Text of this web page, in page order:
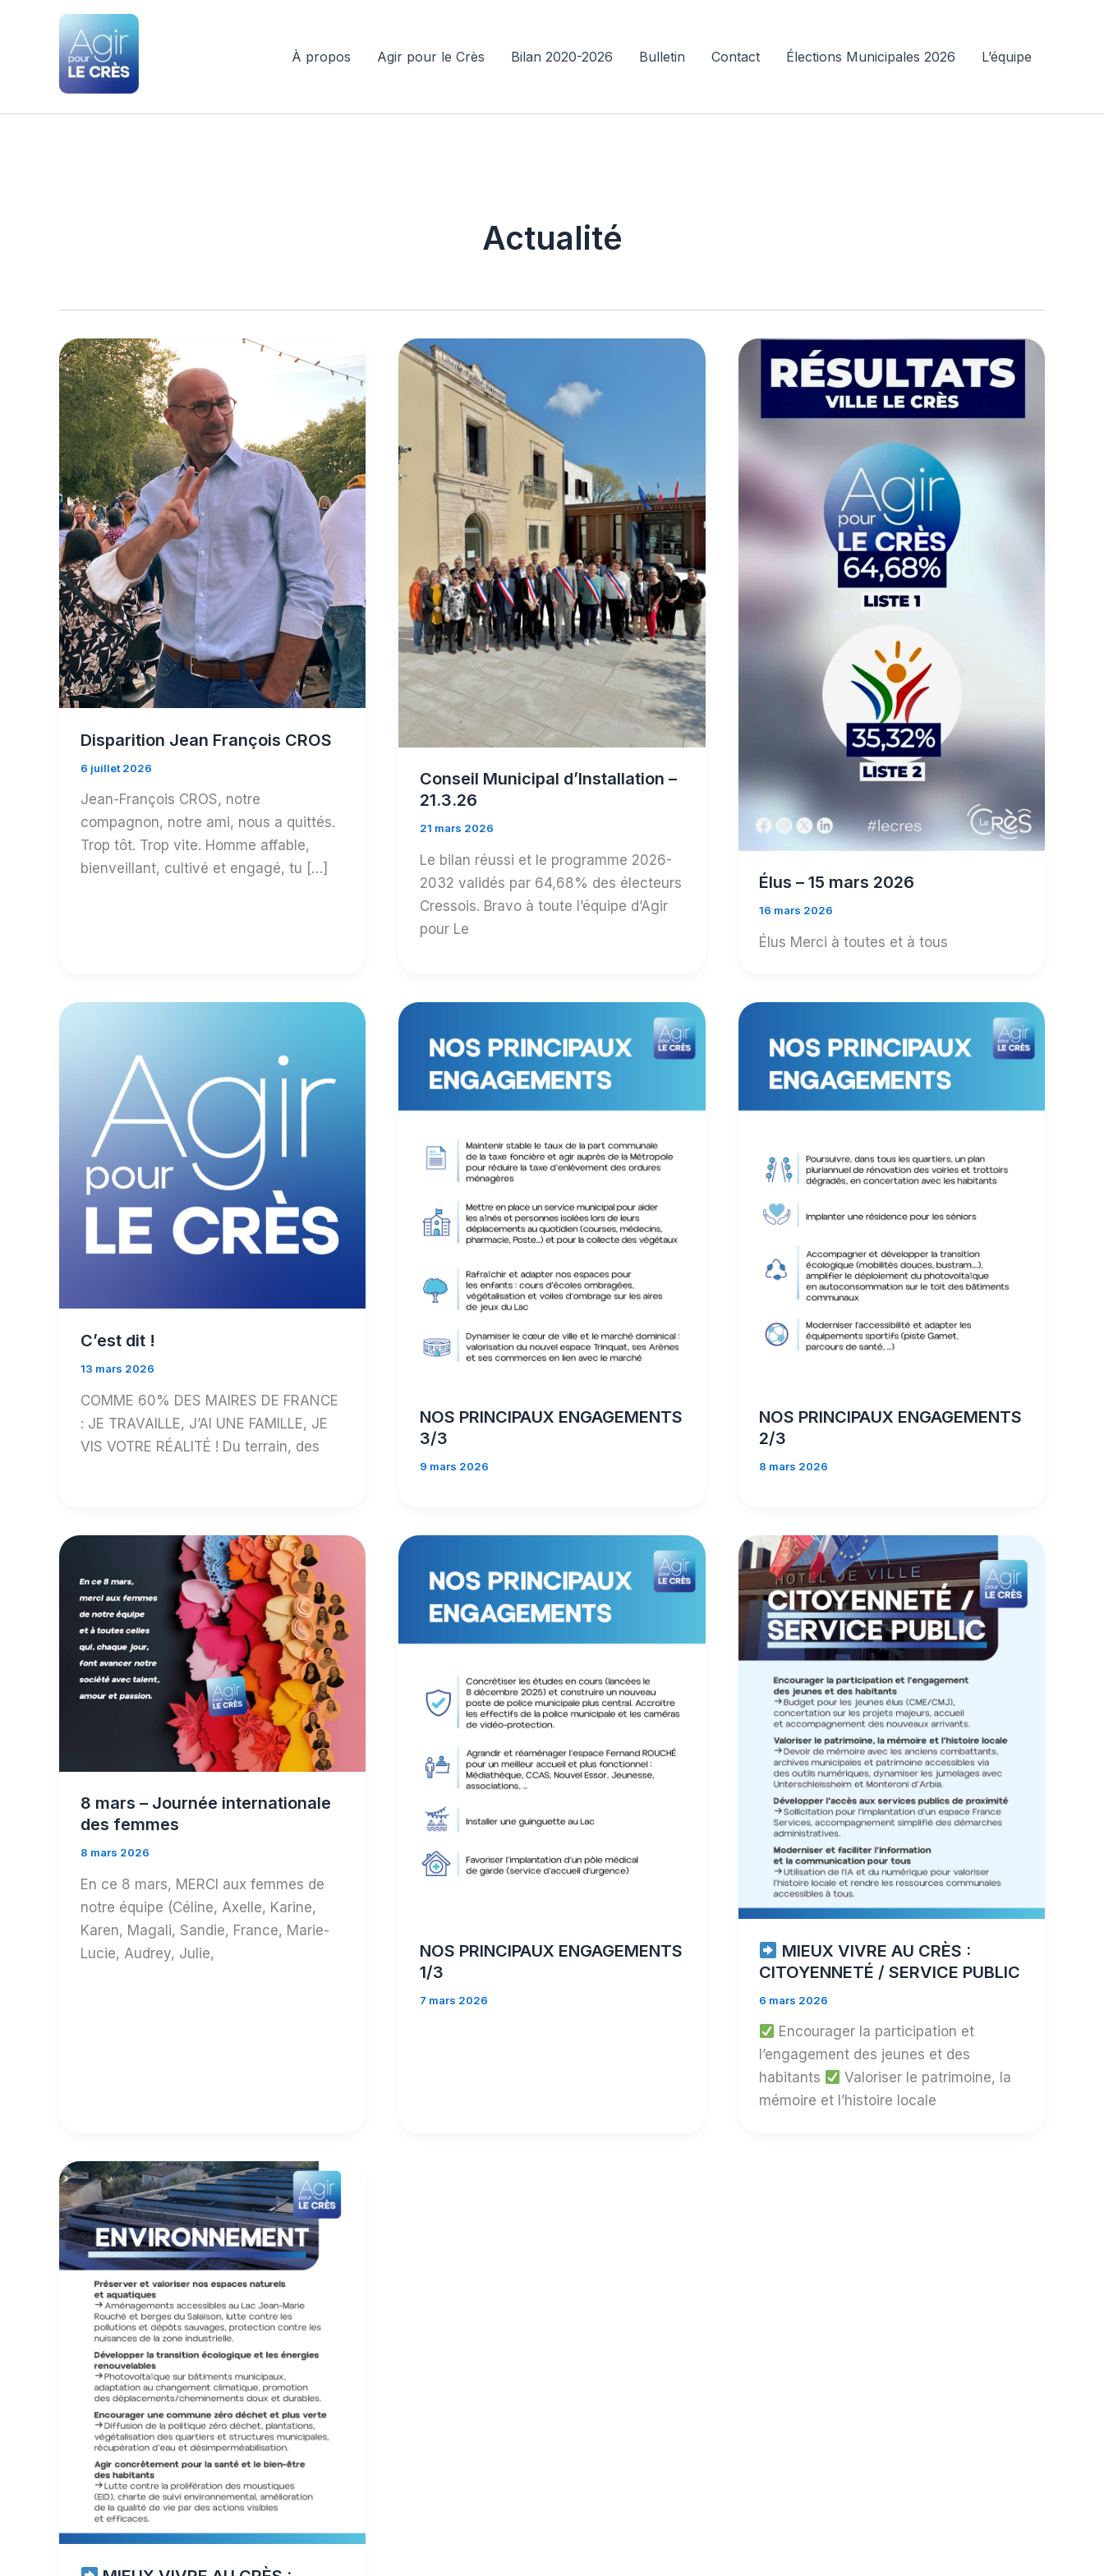
À propos Agir pour le Crès Bilan 2020-2026 Bulletin Contact Élections Municipales 2026 L’équipe
Actualité
Disparition Jean François CROS
6 juillet 2026
Jean-François CROS, notre
compagnon, notre ami, nous a quittés.
Trop tôt. Trop vite. Homme affable,
bienveillant, cultivé et engagé, tu […]
Conseil Municipal d’Installation –
21.3.26
21 mars 2026
Le bilan réussi et le programme 2026-
2032 validés par 64,68% des électeurs
Cressois. Bravo à toute l’équipe d’Agir
pour Le
Élus – 15 mars 2026
16 mars 2026
Élus Merci à toutes et à tous
C’est dit !
13 mars 2026
COMME 60% DES MAIRES DE FRANCE
: JE TRAVAILLE, J’AI UNE FAMILLE, JE
VIS VOTRE RÉALITÉ ! Du terrain, des
NOS PRINCIPAUX ENGAGEMENTS
3/3
9 mars 2026
NOS PRINCIPAUX ENGAGEMENTS
2/3
8 mars 2026
8 mars – Journée internationale
des femmes
8 mars 2026
En ce 8 mars, MERCI aux femmes de
notre équipe (Céline, Axelle, Karine,
Karen, Magali, Sandie, France, Marie-
Lucie, Audrey, Julie,
NOS PRINCIPAUX ENGAGEMENTS
1/3
7 mars 2026
MIEUX VIVRE AU CRÈS :
CITOYENNETÉ / SERVICE PUBLIC
6 mars 2026
Encourager la participation et
l’engagement des jeunes et des
habitants
Valoriser le patrimoine, la
mémoire et l’histoire locale